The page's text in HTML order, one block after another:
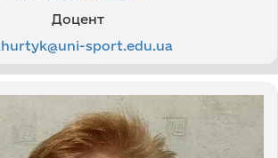
Доцент
sport.edu.ua